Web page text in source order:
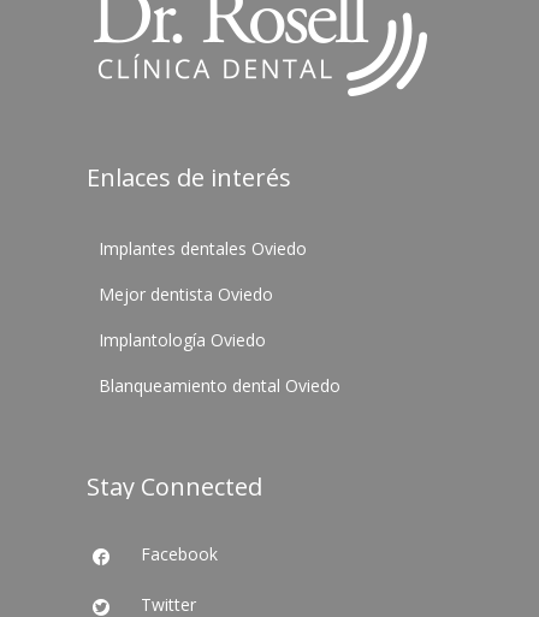
Enlaces de interés
Implantes dentales Oviedo
Mejor dentista Oviedo
Implantología Oviedo
Blanqueamiento dental Oviedo
Stay Connected
 Facebook
 Twitter